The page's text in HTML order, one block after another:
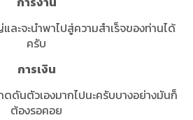
ละจะนำพาไปสู่ความสำเร็จของท่านได้
ครับ
การเงิน
ดันตัวเองมากไปนะครับบางอย่างมันก็
ต้องรอคอย